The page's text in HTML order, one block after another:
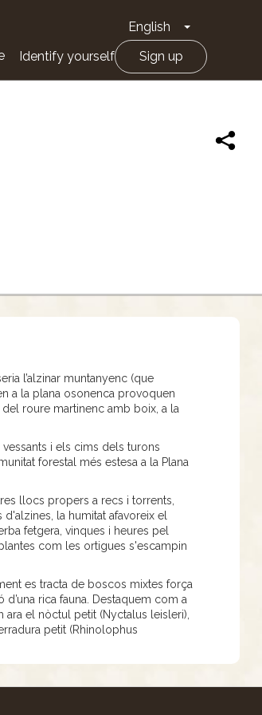
English Toggle
Identify yourself Sign up
l’alzinar muntanyenc (que
a la plana osonenca provoquen
roure martinenc amb boix, a la
vessants i els cims dels turons
forestal més estesa a la Plana
llocs propers a recs i torrents,
la humitat afavoreix el
fetgera, vinques i heures pel
com les ortigues s'escampin
es tracta de boscos mixtes força
rica fauna. Destaquem com a
el nòctul petit (Nyctalus leisleri),
petit (Rhinolophus